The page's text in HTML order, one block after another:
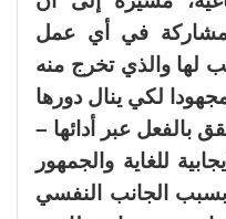
في أي عمل
لها والذي تخرج منه
لكي ينال دورها
بالفعل عبر أدائها –
للغاية والجمهور
الجانب النفسي